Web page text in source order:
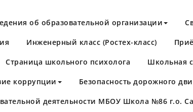
об образовательной организации
Инженерный класс (Ростех-класс)
Страница школьного психолога Школьная
коррупции Безопасность дорожного
деятельности МБОУ Школа №86 г.о.